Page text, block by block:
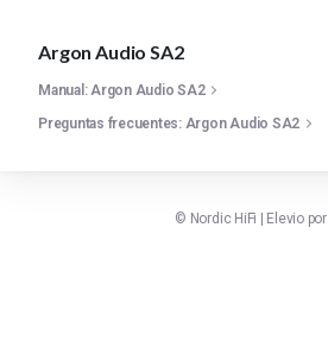
Argon Audio SA2
Manual: Argon Audio SA2
Preguntas frecuentes: Argon Audio SA2
© Nordic HiFi Elevio por